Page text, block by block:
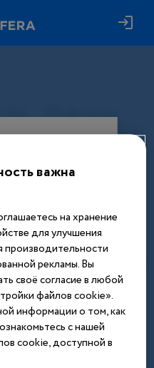
только
или
получить
сайта
важна
на хранение
для улучшения
производительности
рекламы. Вы
своё согласие в любой
файлов cookie».
информации о том, как
с нашей
cookie, доступной в